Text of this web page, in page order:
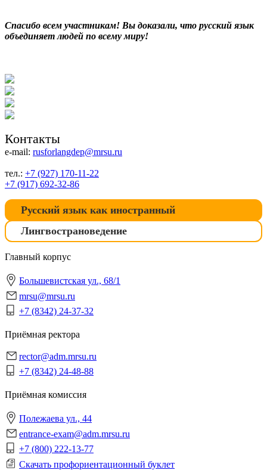
Спасибо всем участникам! Вы доказали, что русский язык
объединяет людей по всему миру!
Контакты
e-mail: rusforlangdep@mrsu.ru
тел.: +7 (927) 170-11-22
+7 (917) 692-32-86
Русский язык как иностранный
Лингвострановедение
Главный корпус
Большевистская ул., 68/1
mrsu@mrsu.ru
+7 (8342) 24-37-32
Приёмная ректора
rector@adm.mrsu.ru
+7 (8342) 24-48-88
Приёмная комиссия
Полежаева ул., 44
entrance-exam@adm.mrsu.ru
+7 (800) 222-13-77
Скачать профориентационный буклет